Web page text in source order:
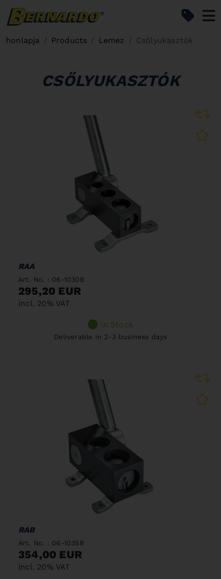
honlapja Products Lemez Csőlyukasztók
CSŐLYUKASZTÓK
RAA
Art. No. : 06-1030B
295,20 EUR
incl. 20% VAT
In Stock
Deliverable in 2-3 business days
RAB
Art. No. : 06-1035B
354,00 EUR
incl. 20% VAT